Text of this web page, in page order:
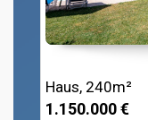
Haus, 240m²
1.150.000 €